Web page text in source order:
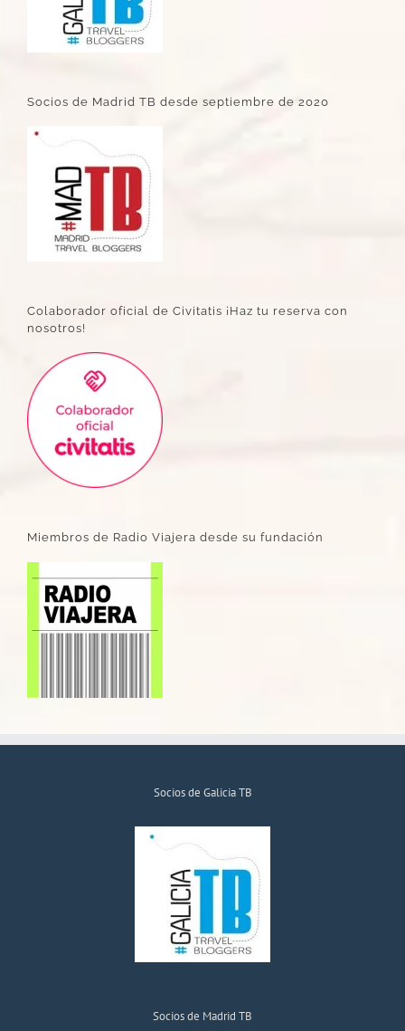
Socios de Madrid TB desde septiembre de 2020
Colaborador oficial de Civitatis ¡Haz tu reserva con
nosotros!
Miembros de Radio Viajera desde su fundación
Socios de Galicia TB
Socios de Madrid TB